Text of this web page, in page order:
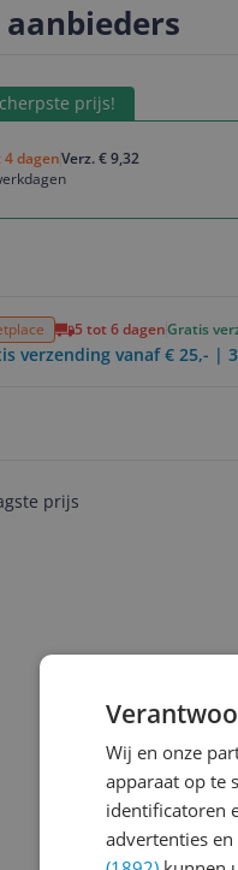
prijs!
dagenVerz. € 9,32
5 tot 6 dagenGratis
verzending vanaf € 25,- |
prijs
Wij en onze
apparaat op te
identificatoren
advertenties